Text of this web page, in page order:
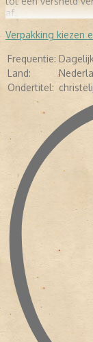
af.
Verpakking kiezen
Frequentie:
Land:
Ondertitel: